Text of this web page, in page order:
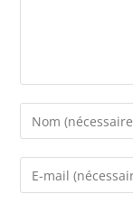
Enter
your
name
Enter
your